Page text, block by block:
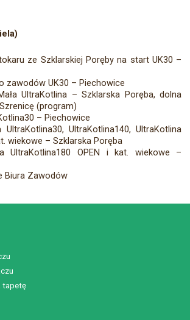
ze Szklarskiej Poręby na start UK30 –
zawodów UK30 – Piechowice
UltraKotlina – Szklarska Poręba, dolna
(program)
– Piechowice
UltraKotlina140, UltraKotlina
wiekowe – Szklarska Poręba
UltraKotlina180 OPEN i kat. wiekowe –
Biura Zawodów
tapetę